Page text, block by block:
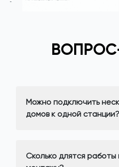
Можно подключить
домов к одной станции?
Сколько длятся работы